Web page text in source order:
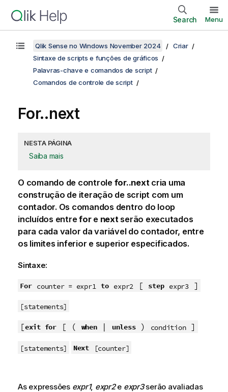
Search Menu
Qlik Sense no Windows November 2024
Criar
Sintaxe de scripts e funções de gráficos
Palavras-chave e comandos de script
Comandos de controle de script
For..next
NESTA PÁGINA
Saiba mais
O comando de controle for..nextcria uma
construção de iteração de script com um
contador. Os comandos dentro do loop
incluídos entrefore nextserão executados
para cada valor da variável do contador, entre
os limites inferior e superior especificados.
Sintaxe:
For counter = expr1 to expr2 [ step expr3]
[statements]
[exit for[ ( when| unless) condition]
[statements] Next [counter]
As expressões expr1, expr2e expr3serão avaliadas